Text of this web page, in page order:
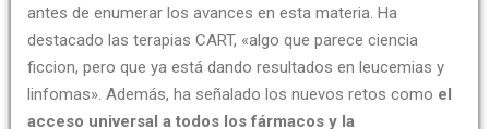
antes de enumerar los avances en esta materia. Ha
destacado las terapias CART, «algo que parece ciencia
ficcion, pero que ya está dando resultados en leucemias y
linfomas». Además, ha señalado los nuevos retos como el
acceso universal a todos los fármacos y la